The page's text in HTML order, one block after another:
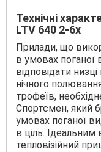
Технічні
LTV 640 2-6x
Прилади, що
в умовах поганої
відповідати
нічного
трофеїв,
Спортсмен, який
умовах поганої
в ціль. Ідеальним
тепловізійний